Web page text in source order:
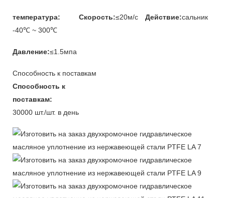
температура:
-40℃ ~ 300℃
Скорость:≤20м/с Действие:сальник
Давление:≤1.5мпа
Способность к поставкам
Способность к
поставкам:
30000 шт./шт. в день